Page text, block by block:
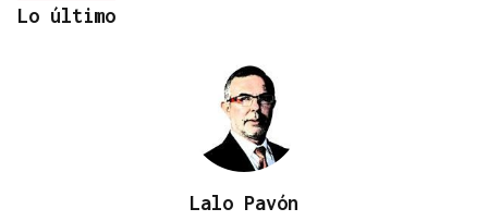
Lo último
Lalo Pavón